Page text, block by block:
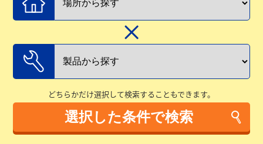
どちらかだけ選択して検索することもできます。